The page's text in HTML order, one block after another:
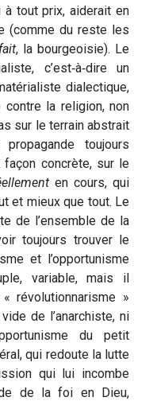
à tout prix, aiderait en
(comme du reste les
, la bourgeoisie). Le
c’est‑à‑dire un
dialectique,
contre la religion, non
sur le terrain abstrait
toujours
façon concrète, sur le
en cours, qui
et mieux que tout. Le
de l’ensemble de la
toujours trouver le
et l’opportunisme
variable, mais il
révolutionnarisme »
de l’anarchiste, ni
du petit
qui redoute la lutte
qui lui incombe
de la foi en Dieu,